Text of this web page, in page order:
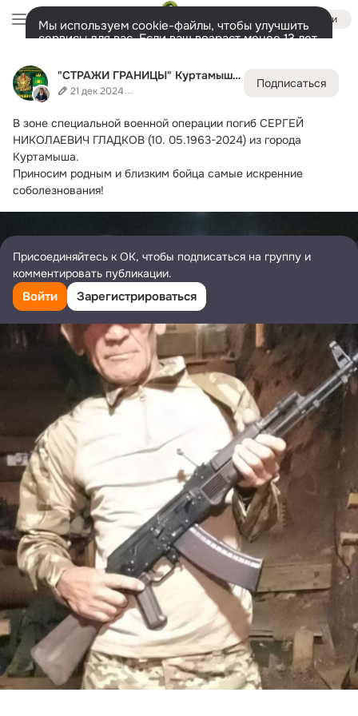
"СТРАЖИ ГРАНИЦЫ" Куртамышского района
21 дек 2024
Подписаться
В зоне специальной военной операции погиб СЕРГЕЙ
НИКОЛАЕВИЧ ГЛАДКОВ (10. 05.1963-2024) из города
Куртамыша.
Приносим родным и близким бойца самые искренние
соболезнования!
Войти
Мы используем cookie-файлы, чтобы улучшить
сервисы для вас. Если ваш возраст менее 13 лет,
представитель.
Разрешить все Настроить
Лента Участники 7.7K 62K Ещё
Дополнительная
колонка
Всё7 625 Обсуждаемые
Присоединяйтесь к ОК, чтобы подписаться на группу и
комментировать публикации.
Войти Зарегистрироваться